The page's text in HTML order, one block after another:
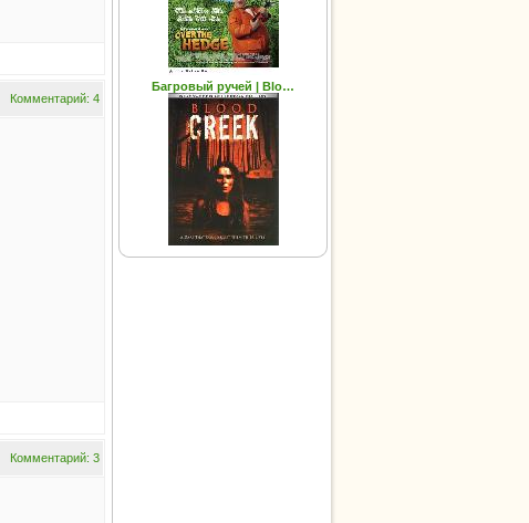
Комментарий: 4
Комментарий: 3
Багровый ручей | Blo…